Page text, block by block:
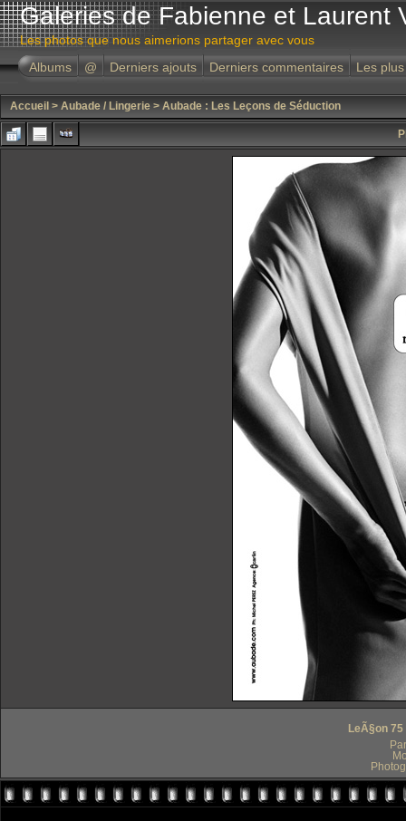
Galeries de Fabienne et Laurent
Les photos que nous aimerions partager avec vous
Albums
@ Derniers ajouts Derniers commentaires Les
Accueil > Aubade / Lingerie > Aubade : Les Leçons de Séduction
LeÃ§on